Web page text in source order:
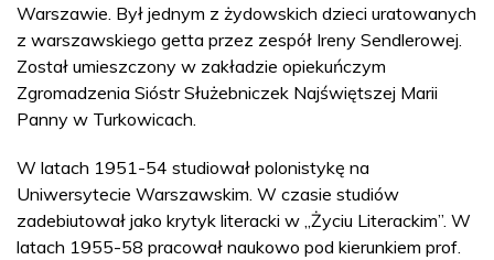
Warszawie. Był jednym z żydowskich dzieci uratowanych
z warszawskiego getta przez zespół Ireny Sendlerowej.
Został umieszczony w zakładzie opiekuńczym
Zgromadzenia Sióstr Służebniczek Najświętszej Marii
Panny w Turkowicach.
W latach 1951-54 studiował polonistykę na
Uniwersytecie Warszawskim. W czasie studiów
zadebiutował jako krytyk literacki w „Życiu Literackim”. W
latach 1955-58 pracował naukowo pod kierunkiem prof.